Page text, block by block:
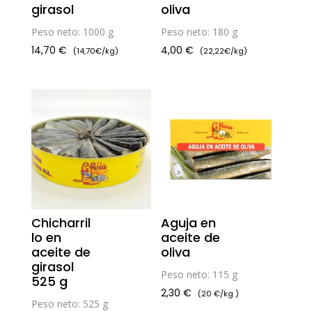
girasol
Peso neto: 1000 g
14,70 € (14,70€/kg)
oliva
Peso neto: 180 g
4,00€ (22,22€/kg)
Chicharril
lo en
aceite de
girasol
525 g
Peso neto: 525 g
Aguja en
aceite de
oliva
Peso neto: 115 g
2,30€ (20 €/kg )